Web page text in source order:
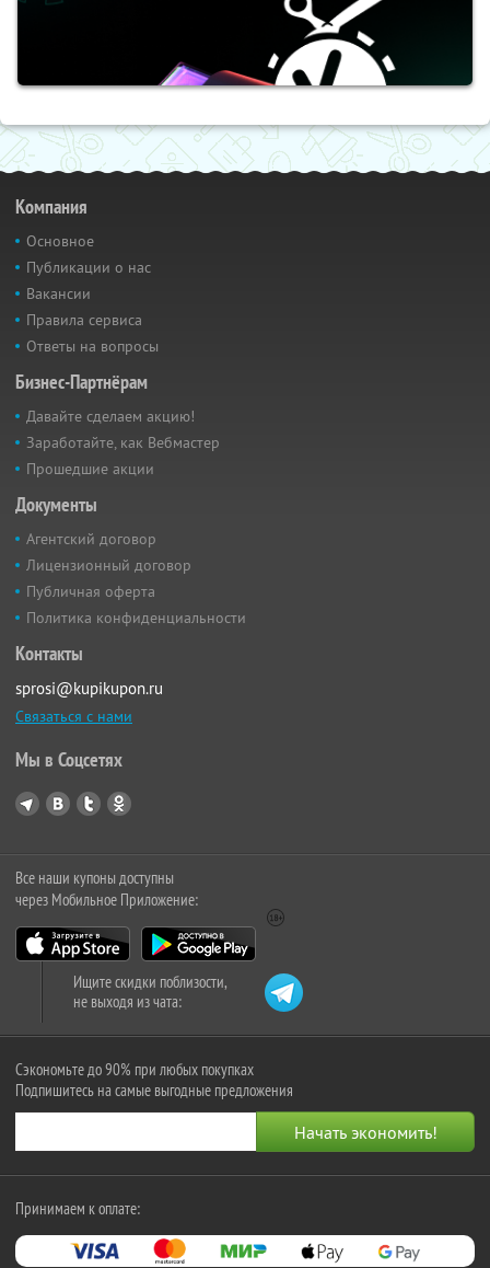
Компания
Основное
Публикации о нас
Вакансии
Правила сервиса
Ответы на вопросы
Бизнес-Партнёрам
Давайте сделаем акцию!
Заработайте, как Вебмастер
Прошедшие акции
Документы
Агентский договор
Лицензионный договор
Публичная оферта
Политика конфиденциальности
Контакты
sprosi@kupikupon.ru
Связаться с нами
Мы в Соцсетях
Все наши купоны доступны
через Мобильное Приложение:
Ищите скидки поблизости,
не выходя из чата:
Сэкономьте до 90% при любых покупках
Подпишитесь на самые выгодные предложения
Принимаем к оплате: